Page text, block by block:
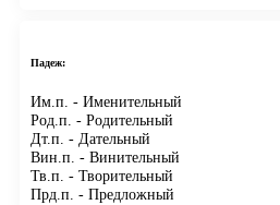
Падеж:
Им.п. - Именительный
Род.п. - Родительный
Дт.п. - Дательный
Вин.п. - Винительный
Тв.п. - Творительный
Прд.п. - Предложный